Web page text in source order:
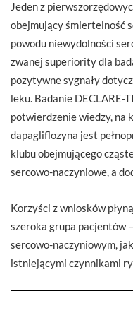
Jeden z
obejmujący śmiertelność
powodu niewydolności
zwanej superiority dla
pozytywne sygnały
leku. Badanie DECLARE-
potwierdzenie wiedzy, na
dapagliflozyna jest
klubu obejmującego
sercowo-naczyniowe, a
Korzyści z wniosków
szeroka grupa pacjentów
sercowo-naczyniowym,
istniejącymi czynnikami